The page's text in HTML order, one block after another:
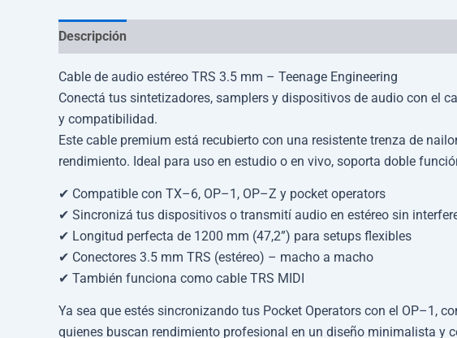
Descripción
Cable de audio estéreo TRS 3.5 mm – Teenage Engineering
Conectá tus sintetizadores, samplers y dispositivos de audio con el
y compatibilidad.
Este cable premium está recubierto con una resistente trenza de
rendimiento. Ideal para uso en estudio o en vivo, soporta doble
✔ Compatible con TX–6, OP–1, OP–Z y pocket operators
✔ Sincronizá tus dispositivos o transmití audio en estéreo sin
✔ Longitud perfecta de 1200 mm (47,2”) para setups flexibles
✔ Conectores 3.5 mm TRS (estéreo) – macho a macho
✔ También funciona como cable TRS MIDI
Ya sea que estés sincronizando tus Pocket Operators con el OP–1,
quienes buscan rendimiento profesional en un diseño minimalista y